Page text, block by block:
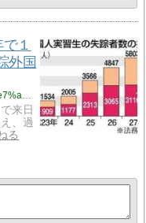
１
外国
http://gajitaku.link/2016/11/03/%e3%80%90%e7%a4%be%e4%bc%9a%e3%80%91%e5%ae%9f%e7%bf%92%e4%b8%ad%e3%81%ae%e4%b8%ad%e5%9b%bd%e4%ba%ba%e3%80%81%ef%bc%95%e5%b9%b4%e3%81%a7%ef%bc%91%e4%b8%87%e4%ba%ba%e6%b6%88%e3%81%88/
来日
、過
る